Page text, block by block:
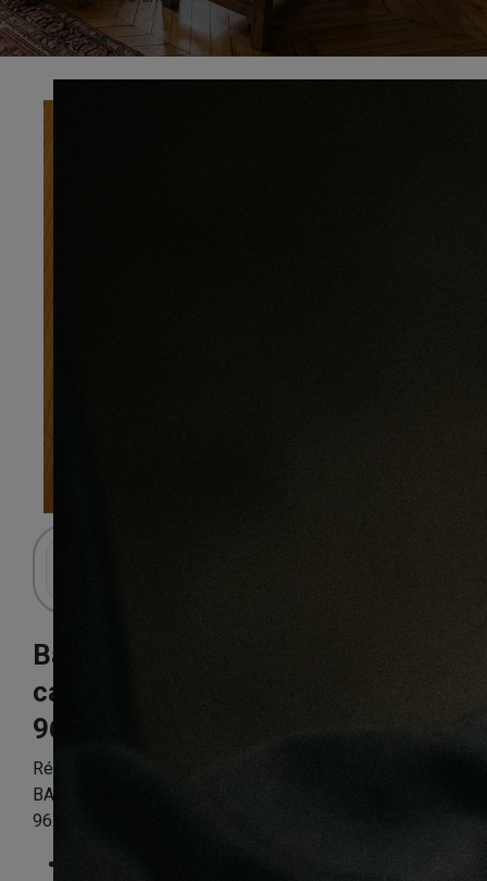
Préciser
Bambou vertical
cafe
96X15X960mm
Référence:
BAMBOU MASSIF VERNI VERTICAL MAT CAFE
96X15X960MM